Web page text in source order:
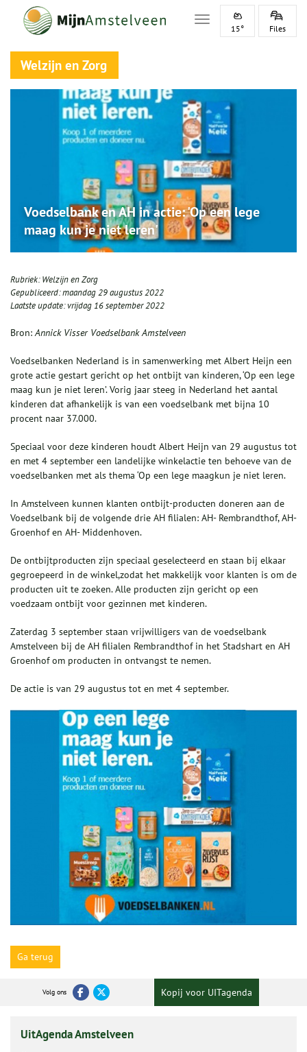
Toggle navigation
15° Files
Welzijn en Zorg
Voedselbank en AH in actie: 'Op een lege
maag kun je niet leren'
Rubriek:Welzijn en Zorg
Gepubliceerd:maandag 29 augustus 2022
Laatste update:vrijdag 16 september 2022
Bron:Annick Visser Voedselbank Amstelveen
Voedselbanken Nederland is in samenwerking met Albert Heijn een
grote actie gestart gericht op het ontbijt van kinderen, ‘Op een lege
maag kun je niet leren’. Vorig jaar steeg in Nederland het aantal
kinderen dat afhankelijk is van een voedselbank met bijna 10
procent naar 37.000.
Speciaal voor deze kinderen houdt Albert Heijn van 29 augustus tot
en met 4 september een landelijke winkelactie ten behoeve van de
voedselbanken met als thema ‘Op een lege maagkun je niet leren.
In Amstelveen kunnen klanten ontbijt-producten doneren aan de
Voedselbank bij de volgende drie AH filialen: AH- Rembrandthof, AH-
Groenhof en AH- Middenhoven.
De ontbijtproducten zijn speciaal geselecteerd en staan bij elkaar
gegroepeerd in de winkel,zodat het makkelijk voor klanten is om de
producten uit te zoeken. Alle producten zijn gericht op een
voedzaam ontbijt voor gezinnen met kinderen.
Zaterdag 3 september staan vrijwilligers van de voedselbank
Amstelveen bij de AH filialen Rembrandthof in het Stadshart en AH
Groenhof om producten in ontvangst te nemen.
De actie is van 29 augustus tot en met 4 september.
Ga terug
Volg ons Kopij voor UITagenda
UitAgenda Amstelveen